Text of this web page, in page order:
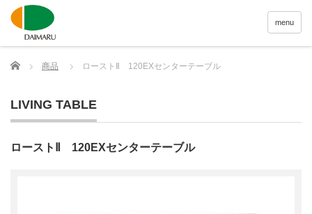
menu
Home 商品 ローストⅡ 120EXセンターテーブル
LIVING TABLE
ローストⅡ 120EXセンターテーブル